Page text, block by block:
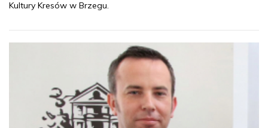
Kultury Kresów w Brzegu.